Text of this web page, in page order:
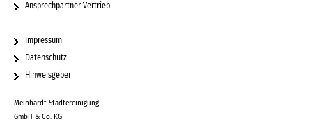
Ansprechpartner Vertrieb
Impressum
Datenschutz
Hinweisgeber
Meinhardt Städtereinigung
GmbH & Co. KG